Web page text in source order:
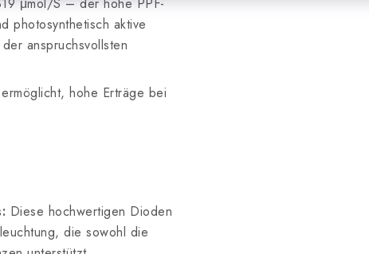
photosynthetisch aktive
anspruchsvollsten
hohe Erträge bei
Diese hochwertigen Dioden
die sowohl die